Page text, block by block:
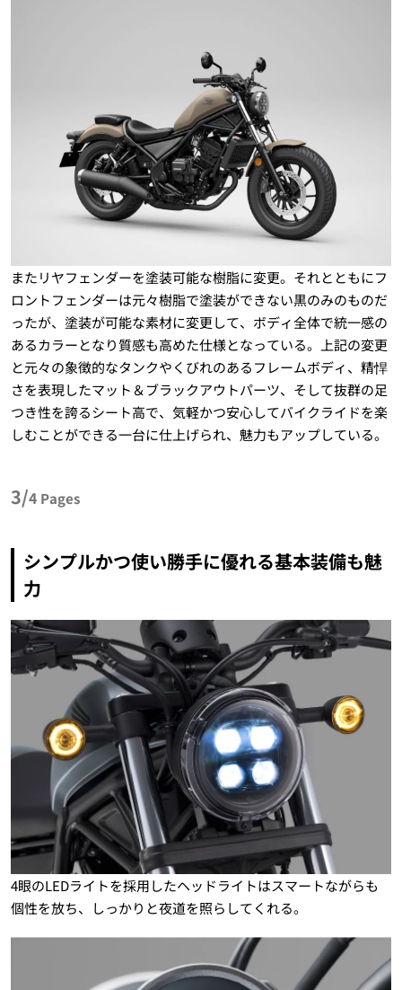
またリヤフェンダーを塗装可能な樹脂に変更。それとともにフ
ロントフェンダーは元々樹脂で塗装ができない黒のみのものだ
ったが、塗装が可能な素材に変更して、ボディ全体で統一感の
あるカラーとなり質感も高めた仕様となっている。上記の変更
と元々の象徴的なタンクやくびれのあるフレームボディ、精悍
さを表現したマット＆ブラックアウトパーツ、そして抜群の足
つき性を誇るシート高で、気軽かつ安心してバイクライドを楽
しむことができる一台に仕上げられ、魅力もアップしている。
3/4 Pages
シンプルかつ使い勝手に優れる基本装備も魅
力
4眼のLEDライトを採用したヘッドライトはスマートながらも
個性を放ち、しっかりと夜道を照らしてくれる。